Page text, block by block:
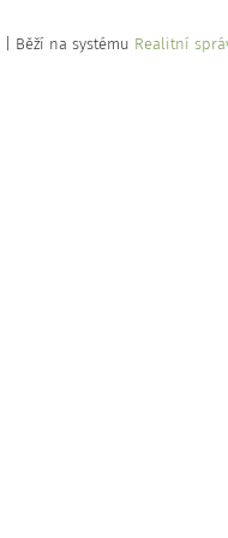
| Běží na systému Realitní